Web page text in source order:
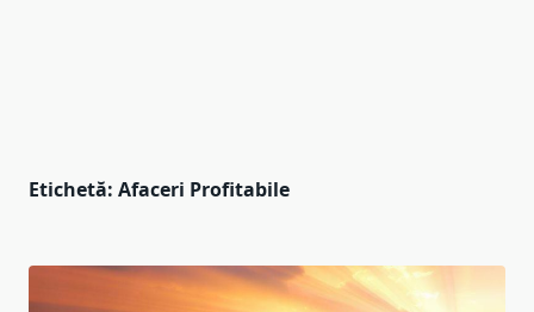
Etichetă: Afaceri Profitabile